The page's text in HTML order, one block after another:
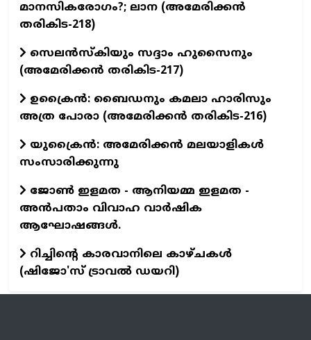
മാനസികരോഗം?; ലാന (അമേരിക്കൻ
തരികിട-218)
സെലൻസ്കിയും സദ്ദാം ഹുസൈനും
(അമേരിക്കൻ തരികിട-217)
ഉക്രൈൻ: ബൈഡനും കമലാ ഹാരിസും
അത്ര പോരാ (അമേരിക്കൻ തരികിട-216)
യുക്രൈൻ: അമേരിക്കൻ മലയാളികൾ
സംസാരിക്കുന്നു
ജോൺ ഇളമത - ആനിയമ്മ ഇളമത -
അൻപതാം വിവാഹ വാർഷിക
ആഘോഷങ്ങൾ.
റിച്ചിന്റെ കാരവാനിലെ കാഴ്ചകൾ
(ഷിജോ'സ് ട്രാവൽ ഡയറി)